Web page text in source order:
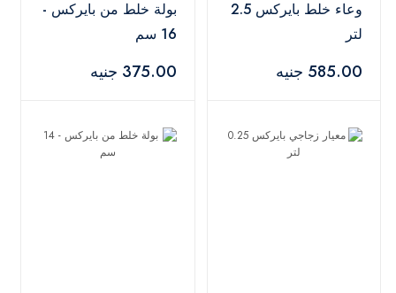
وعاء خلط بايركس 2.5
لتر
585.00 جنيه
بولة خلط من بايركس -
16 سم
375.00 جنيه